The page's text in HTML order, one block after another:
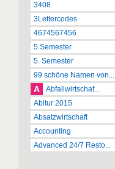
3408
3Lettercodes
4674567456
5 Semester
5. Semester
99 schöne Namen von...
A
Abfallwirtschaf...
Abitur 2015
Absatzwirtschaft
Accounting
Advanced 24/7 Resto...